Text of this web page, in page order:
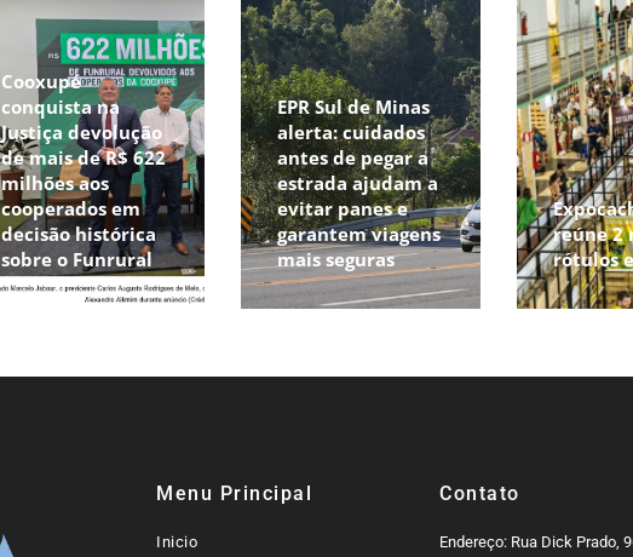
Cooxupé
conquista na
Justiça devolução
de mais de R$ 622
milhões aos
cooperados em
decisão histórica
sobre o Funrural
EPR Sul de Minas
alerta: cuidados
antes de pegar a
estrada ajudam a
evitar panes e
garantem viagens
mais seguras
reúne 2
rótulos
Menu Principal
Inicio
Contato
Endereço: Rua Dick Prado,